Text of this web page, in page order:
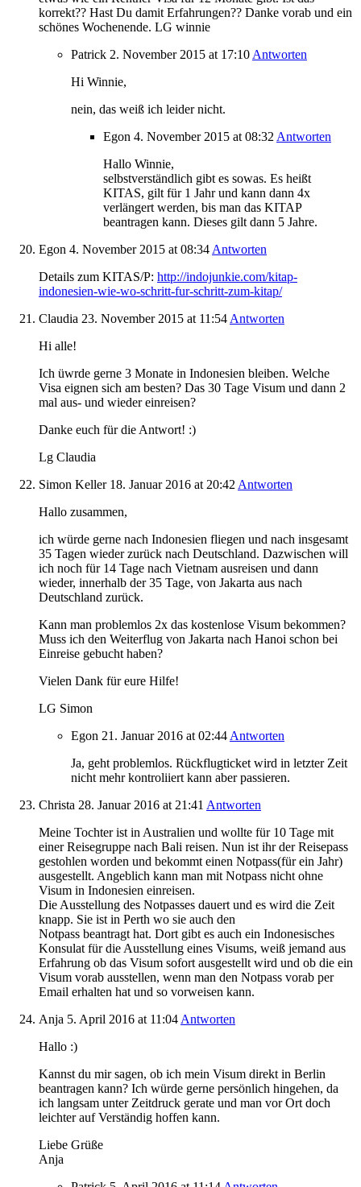
korrekt?? Hast Du damit Erfahrungen?? Danke vorab und ein
schönes Wochenende. LG winnie
Patrick 2. November 2015 at 17:10 Antworten
Hi Winnie,
nein, das weiß ich leider nicht.
Egon 4. November 2015 at 08:32 Antworten
Hallo Winnie,
selbstverständlich gibt es sowas. Es heißt
KITAS, gilt für 1 Jahr und kann dann 4x
verlängert werden, bis man das KITAP
beantragen kann. Dieses gilt dann 5 Jahre.
Egon 4. November 2015 at 08:34 Antworten
Details zum KITAS/P: http://indojunkie.com/kitap-
indonesien-wie-wo-schritt-fur-schritt-zum-kitap/
Claudia 23. November 2015 at 11:54 Antworten
Hi alle!
Ich üwrde gerne 3 Monate in Indonesien bleiben. Welche
Visa eignen sich am besten? Das 30 Tage Visum und dann 2
mal aus- und wieder einreisen?
Danke euch für die Antwort! :)
Lg Claudia
Simon Keller 18. Januar 2016 at 20:42 Antworten
Hallo zusammen,
ich würde gerne nach Indonesien fliegen und nach insgesamt
35 Tagen wieder zurück nach Deutschland. Dazwischen will
ich noch für 14 Tage nach Vietnam ausreisen und dann
wieder, innerhalb der 35 Tage, von Jakarta aus nach
Deutschland zurück.
Kann man problemlos 2x das kostenlose Visum bekommen?
Muss ich den Weiterflug von Jakarta nach Hanoi schon bei
Einreise gebucht haben?
Vielen Dank für eure Hilfe!
LG Simon
Egon 21. Januar 2016 at 02:44 Antworten
Ja, geht problemlos. Rückflugticket wird in letzter Zeit
nicht mehr kontroliiert kann aber passieren.
Christa 28. Januar 2016 at 21:41 Antworten
Meine Tochter ist in Australien und wollte für 10 Tage mit
einer Reisegruppe nach Bali reisen. Nun ist ihr der Reisepass
gestohlen worden und bekommt einen Notpass(für ein Jahr)
ausgestellt. Angeblich kann man mit Notpass nicht ohne
Visum in Indonesien einreisen.
Die Ausstellung des Notpasses dauert und es wird die Zeit
knapp. Sie ist in Perth wo sie auch den
Notpass beantragt hat. Dort gibt es auch ein Indonesisches
Konsulat für die Ausstellung eines Visums, weiß jemand aus
Erfahrung ob das Visum sofort ausgestellt wird und ob die ein
Visum vorab ausstellen, wenn man den Notpass vorab per
Email erhalten hat und so vorweisen kann.
Anja 5. April 2016 at 11:04 Antworten
Hallo :)
Kannst du mir sagen, ob ich mein Visum direkt in Berlin
beantragen kann? Ich würde gerne persönlich hingehen, da
ich langsam unter Zeitdruck gerate und man vor Ort doch
leichter auf Verständig hoffen kann.
Liebe Grüße
Anja